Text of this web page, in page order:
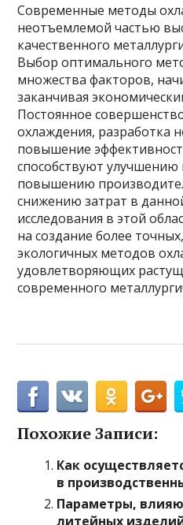
Современные методы
неотъемлемой частью
качественного
Выбор оптимального
множества факторов,
заканчивая
Постоянное
охлаждения, разработка
повышение
способствуют улучшению
повышению
снижению затрат в
исследования в этой
на создание более
экологичных методов
удовлетворяющих
современного
Похожие Записи:
Как
в
Параметры,
литейных